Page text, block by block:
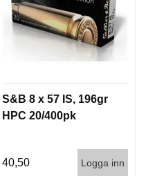
S&B 8 x 57 IS, 196gr
HPC 20/400pk
40,50 Logga inn